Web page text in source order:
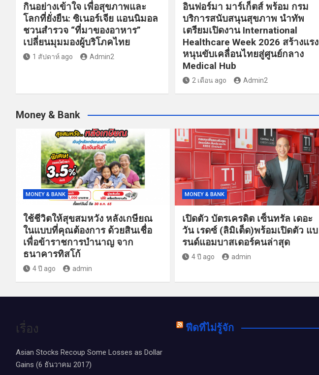
กินอย่างเข้าใจ เพื่อสุขภาพและ
โลกที่ยั่งยืน: ซิเนอร์เจีย แอนนิมอล
ชวนสำรวจ “ที่มาของอาหาร”
เปลี่ยนมุมมองผู้บริโภคไทย
1 สัปดาห์ ago Admin2
อินฟอร์มา มาร์เก็ตส์ พร้อม กรม
บริการสนับสนุนสุขภาพ นำทัพ
เตรียมเปิดงาน International
Healthcare Week 2026 สร้างแรง
หนุนขับเคลื่อนไทยสู่ศูนย์กลาง
Medical Hub
2 เดือน ago Admin2
Money & Bank
MONEY & BANK
ใช้ชีวิตให้สุขสมหวัง หลังเกษียณ
ในแบบที่คุณต้องการ ด้วยสินเชื่อ
เพื่อข้าราชการบำนาญ จาก
ธนาคารทิสโก้
4 ปี ago admin
MONEY & BANK
เปิดตัว บัตรเครดิต เซ็นทรัล เดอะ
วัน เรดซ์ (ลิมิเต็ด)พร้อมเปิดตัว แบ
รนด์แอมบาสเดอร์คนล่าสุด
4 ปี ago admin
เรื่อง
Asian Stocks Recoup Some Losses as Dollar
Gains (6 ธันวาคม 2017)
ฟีดที่ไม่รู้จัก